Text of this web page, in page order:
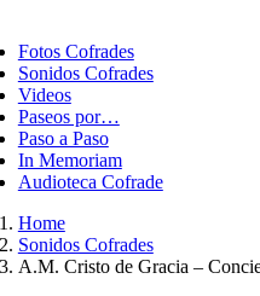
Fotos Cofrades
Sonidos Cofrades
Videos
Paseos por…
Paso a Paso
In Memoriam
Audioteca Cofrade
Home
Sonidos Cofrades
A.M. Cristo de Gracia –